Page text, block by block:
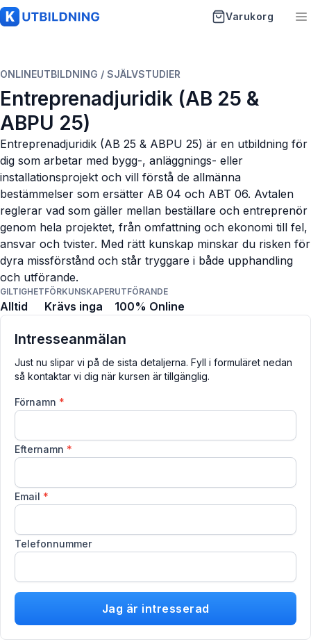
K-Utbildning
Varukorg
Startsida
Utbildningar
Artiklar
Vanliga frågor
Om oss
Kontakt
ONLINEUTBILDNING / SJÄLVSTUDIER
Entreprenadjuridik (AB 25 &
ABPU 25)
Entreprenadjuridik (AB 25 & ABPU 25) är en utbildning för
dig som arbetar med bygg-, anläggnings- eller
installationsprojekt och vill förstå de allmänna
bestämmelser som ersätter AB 04 och ABT 06. Avtalen
reglerar vad som gäller mellan beställare och entreprenör
genom hela projektet, från omfattning och ekonomi till fel,
ansvar och tvister. Med rätt kunskap minskar du risken för
dyra missförstånd och står tryggare i både upphandling
och utförande.
GILTIGHET
Alltid
FÖRKUNSKAPER
Krävs inga
UTFÖRANDE
100% Online
Intresseanmälan
Just nu slipar vi på de sista detaljerna. Fyll i formuläret nedan
så kontaktar vi dig när kursen är tillgänglig.
Förnamn *
Efternamn *
Email *
Telefonnummer
Jag är intresserad